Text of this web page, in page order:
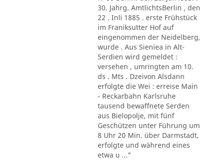
30. Jahrg. AmtlichtsBerlin , den
22 . Inli 1885 . erste Frühstück
im Franiksutter Hof auf
eingenommen der Neidelberg,
wurde . Aus Sieniea in Alt-
Serdien wird gemeldet :
versehen , umringten am 10.
ds . Mts . Dzeivon Alsdann
erfolgte die Wei : erreise Main
- Reckarbahn Karlsruhe
tausend bewaffnete Serden
aus Bielopolje, mit fünf
Geschützen unter Führung um
8 Uhr 20 Min. über Darmstadt,
erfolgte und während eines
etwa u ..."